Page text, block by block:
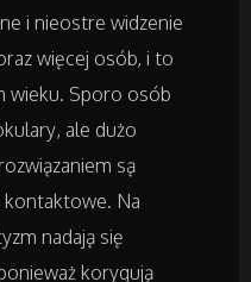
Prawne
Zwierząt
i nieostre widzenie
więcej osób, i to
wieku. Sporo osób
ale dużo
są
kontaktowe. Na
nadają się
korygują